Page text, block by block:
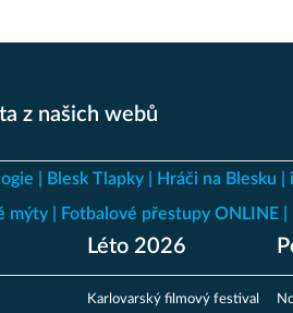
z našich webů
Blesk Tlapky Hráči na Blesku
mýty
Fotbalové přestupy ONLINE
Léto 2026
Karlovarský filmový festival